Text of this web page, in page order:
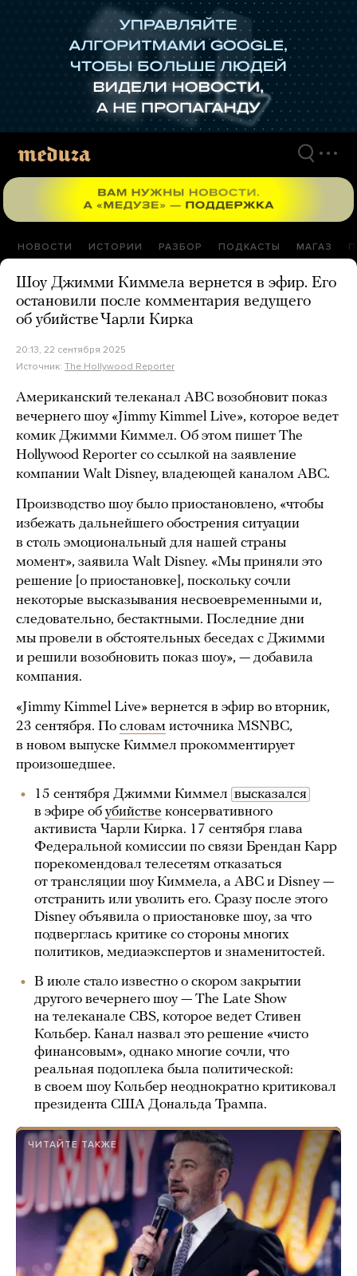
НОВОСТИ ИСТОРИИ РАЗБОР ПОДКАСТЫ МАГАЗ
Шоу Джимми Киммела вернется в эфир. Его
остановили после комментария ведущего
об убийстве Чарли Кирка
20:13, 22 сентября 2025
Источник: The Hollywood Reporter
Американский телеканал ABC возобновит показ
вечернего шоу «Jimmy Kimmel Live», которое ведет
комик Джимми Киммел. Об этом пишет The
Hollywood Reporter cо ссылкой на заявление
компании Walt Disney, владеющей каналом ABC.
Производство шоу было приостановлено, «чтобы
избежать дальнейшего обострения ситуации
в столь эмоциональный для нашей страны
момент», заявила Walt Disney. «Мы приняли это
решение [о приостановке], поскольку сочли
некоторые высказывания несвоевременными и,
следовательно, бестактными. Последние дни
мы провели в обстоятельных беседах с Джимми
и решили возобновить показ шоу», — добавила
компания.
«Jimmy Kimmel Live» вернется в эфир во вторник,
23 сентября. По словам источника MSNBC,
в новом выпуске Киммел прокомментирует
произошедшее.
15 сентября Джимми Киммел высказался
в эфире об убийстве консервативного
активиста Чарли Кирка. 17 сентября глава
Федеральной комиссии по связи Брендан Карр
порекомендовал телесетям отказаться
от трансляции шоу Киммела, а ABC и Disney —
отстранить или уволить его. Сразу после этого
Disney объявила о приостановке шоу, за что
подверглась критике со стороны многих
политиков, медиаэкспертов и знаменитостей.
В июле стало известно о скором закрытии
другого вечернего шоу — The Late Show
на телеканале CBS, которое ведет Стивен
Кольбер. Канал назвал это решение «чисто
финансовым», однако многие сочли, что
реальная подоплека была политической:
в своем шоу Кольбер неоднократно критиковал
президента США Дональда Трампа.
ЧИТАЙТЕ ТАКЖЕ